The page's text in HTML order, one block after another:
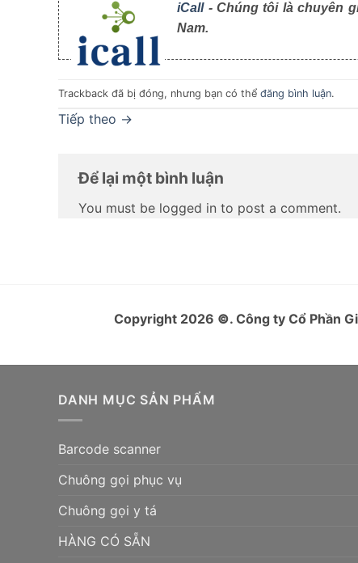
iCall- Chúng tôi là chuyên
Nam.
Trackback đã bị đóng, nhưng bạn có thể đăng bình luận.
Tiếp theo →
Để lại một bình luận
You must be logged in to post a comment.
Copyright 2026 ©. Công ty Cổ Phần
DANH MỤC SẢN PHẨM
Barcode scanner
Chuông gọi phục vụ
Chuông gọi y tá
HÀNG CÓ SẴN